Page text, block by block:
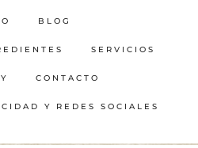
BLOG
SERVICIOS
CONTACTO
Y REDES SOCIALES